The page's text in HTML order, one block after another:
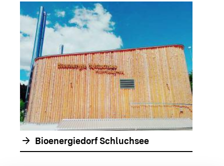
arrow_forward Bioenergiedorf Schluchsee